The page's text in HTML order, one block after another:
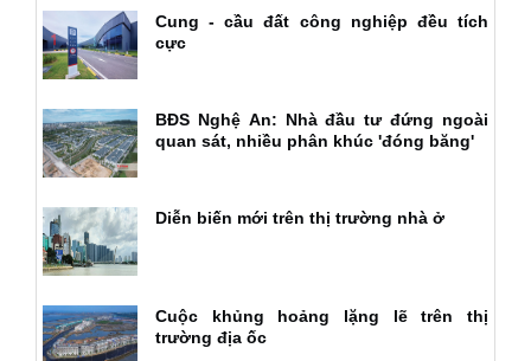
Cung - cầu đất công nghiệp đều tích
cực
BĐS Nghệ An: Nhà đầu tư đứng ngoài
quan sát, nhiều phân khúc 'đóng băng'
Diễn biến mới trên thị trường nhà ở
Cuộc khủng hoảng lặng lẽ trên thị
trường địa ốc